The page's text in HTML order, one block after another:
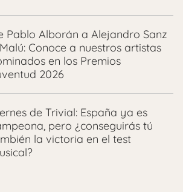
Pablo Alborán a Alejandro Sanz
Conoce a nuestros artistas
en los Premios
2026
de Trivial: España ya es
pero ¿conseguirás tú
la victoria en el test